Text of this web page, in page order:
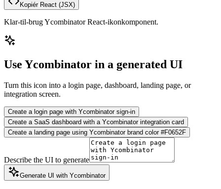
Kopiér React (JSX)
Klar-til-brug Ycombinator React-ikonkomponent.
Use Ycombinator in a generated UI
Turn this icon into a login page, dashboard, landing page, or
integration screen.
Create a login page with Ycombinator sign-in
Create a SaaS dashboard with a Ycombinator integration card
Create a landing page using Ycombinator brand color #F0652F
Describe the UI to generate
Generate UI with Ycombinator